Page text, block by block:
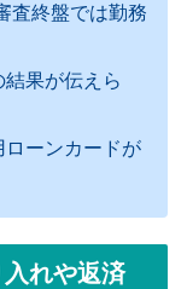
査終盤では勤務
果が伝えら
ーンカードが
れや返済